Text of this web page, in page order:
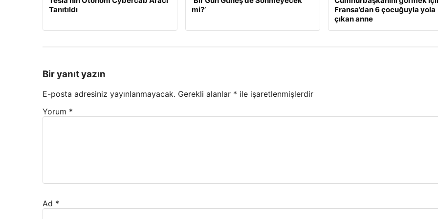
Tanıtıldı
mi?’
Fransa’dan 6 çocuğuyla yola
çıkan anne
Bir yanıt yazın
E-posta adresiniz yayınlanmayacak. Gerekli alanlar * ile işaretlenmişlerdir
Yorum *
Ad *